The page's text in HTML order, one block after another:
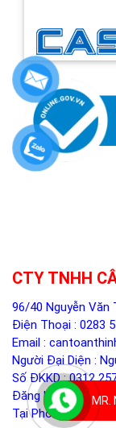
CTY TNHH
96/40 Nguyễn Văn
Điện Thoại : 0283
Email :
Người Đại Diện :
Số ĐKKD : 0312
Đăng ký thay đổi
Tại Phòng ĐKKD -
MR.